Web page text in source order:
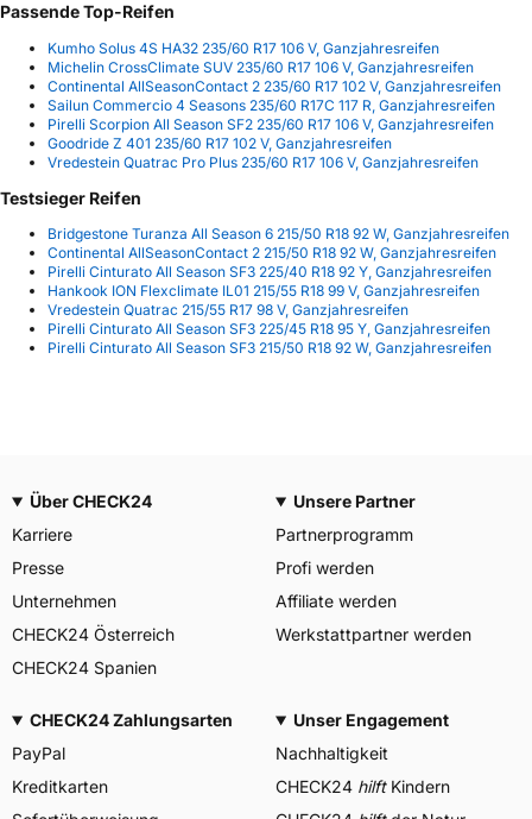
Passende Top-Reifen
Kumho Solus 4S HA32 235/60 R17 106 V, Ganzjahresreifen
Michelin CrossClimate SUV 235/60 R17 106 V, Ganzjahresreifen
Continental AllSeasonContact 2 235/60 R17 102 V, Ganzjahresreifen
Sailun Commercio 4 Seasons 235/60 R17C 117 R, Ganzjahresreifen
Pirelli Scorpion All Season SF2 235/60 R17 106 V, Ganzjahresreifen
Goodride Z 401 235/60 R17 102 V, Ganzjahresreifen
Vredestein Quatrac Pro Plus 235/60 R17 106 V, Ganzjahresreifen
Testsieger Reifen
Bridgestone Turanza All Season 6 215/50 R18 92 W, Ganzjahresreifen
Continental AllSeasonContact 2 215/50 R18 92 W, Ganzjahresreifen
Pirelli Cinturato All Season SF3 225/40 R18 92 Y, Ganzjahresreifen
Hankook ION Flexclimate IL01 215/55 R18 99 V, Ganzjahresreifen
Vredestein Quatrac 215/55 R17 98 V, Ganzjahresreifen
Pirelli Cinturato All Season SF3 225/45 R18 95 Y, Ganzjahresreifen
Pirelli Cinturato All Season SF3 215/50 R18 92 W, Ganzjahresreifen
Über CHECK24
Karriere
Presse
Unternehmen
CHECK24 Österreich
CHECK24 Spanien
Unsere Partner
Partnerprogramm
Profi werden
Affiliate werden
Werkstattpartner werden
CHECK24 Zahlungsarten
PayPal
Kreditkarten
Unser Engagement
Nachhaltigkeit
CHECK24 hilftKindern